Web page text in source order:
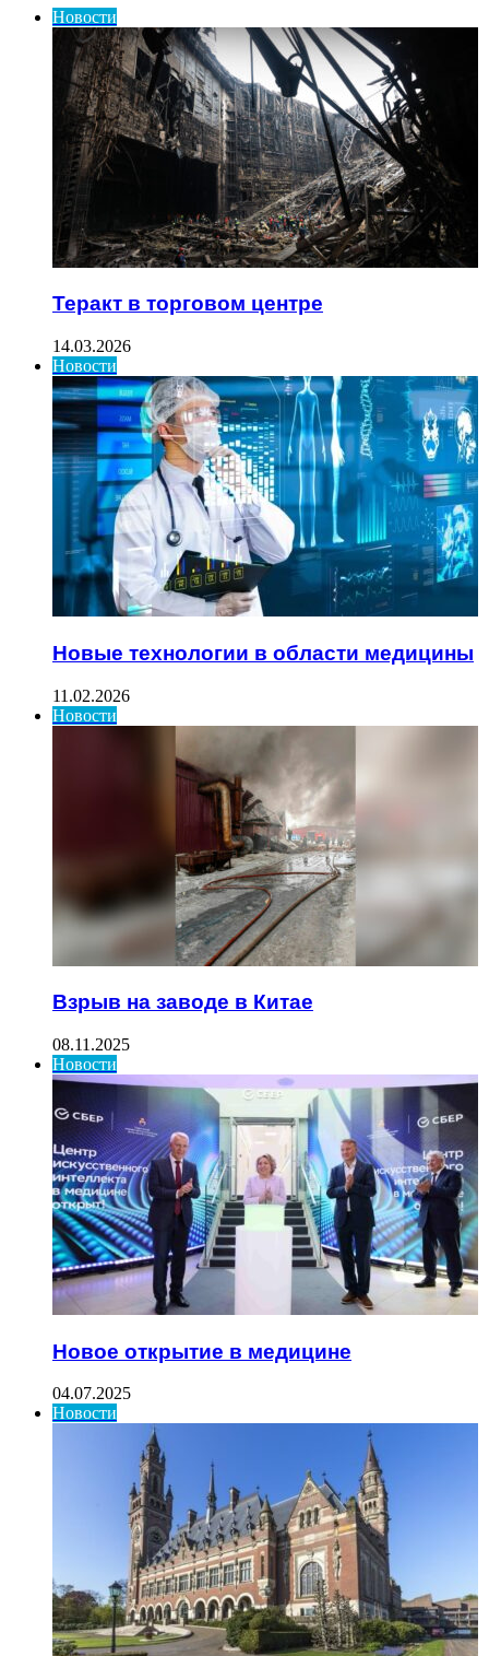
Новости
Теракт в торговом центре
14.03.2026
Новости
Новые технологии в области медицины
11.02.2026
Новости
Взрыв на заводе в Китае
08.11.2025
Новости
Новое открытие в медицине
04.07.2025
Новости